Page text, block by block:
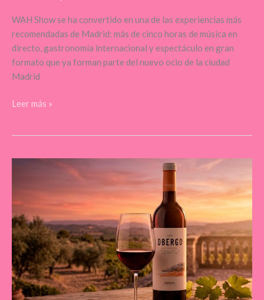
WAH Show se ha convertido en una de las experiencias más
recomendadas de Madrid: más de cinco horas de música en
directo, gastronomía internacional y espectáculo en gran
formato que ya forman parte del nuevo ocio de la ciudad
Madrid
Leer más »
valor
el
carácter
del
territorio
en
su